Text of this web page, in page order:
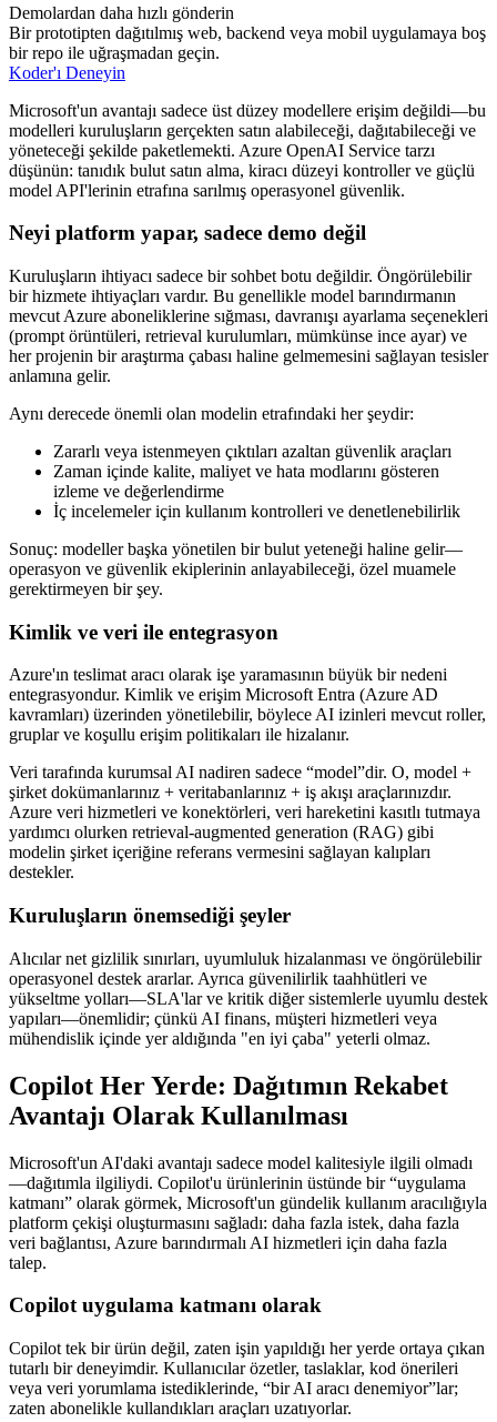
Demolardan daha hızlı gönderin
Bir prototipten dağıtılmış web, backend veya mobil uygulamaya boş
bir repo ile uğraşmadan geçin.
Koder'ı Deneyin
Microsoft'un avantajı sadece üst düzey modellere erişim değildi—bu
modelleri kuruluşların gerçekten satın alabileceği, dağıtabileceği ve
yöneteceği şekilde paketlemekti. Azure OpenAI Service tarzı
düşünün: tanıdık bulut satın alma, kiracı düzeyi kontroller ve güçlü
model API'lerinin etrafına sarılmış operasyonel güvenlik.
Neyi platform yapar, sadece demo değil
Kuruluşların ihtiyacı sadece bir sohbet botu değildir. Öngörülebilir
bir hizmete ihtiyaçları vardır. Bu genellikle model barındırmanın
mevcut Azure aboneliklerine sığması, davranışı ayarlama seçenekleri
(prompt örüntüleri, retrieval kurulumları, mümkünse ince ayar) ve
her projenin bir araştırma çabası haline gelmemesini sağlayan tesisler
anlamına gelir.
Aynı derecede önemli olan modelin etrafındaki her şeydir:
Zararlı veya istenmeyen çıktıları azaltan güvenlik araçları
Zaman içinde kalite, maliyet ve hata modlarını gösteren
izleme ve değerlendirme
İç incelemeler için kullanım kontrolleri ve denetlenebilirlik
Sonuç: modeller başka yönetilen bir bulut yeteneği haline gelir—
operasyon ve güvenlik ekiplerinin anlayabileceği, özel muamele
gerektirmeyen bir şey.
Kimlik ve veri ile entegrasyon
Azure'ın teslimat aracı olarak işe yaramasının büyük bir nedeni
entegrasyondur. Kimlik ve erişim Microsoft Entra (Azure AD
kavramları) üzerinden yönetilebilir, böylece AI izinleri mevcut roller,
gruplar ve koşullu erişim politikaları ile hizalanır.
Veri tarafında kurumsal AI nadiren sadece “model”dir. O, model +
şirket dokümanlarınız + veritabanlarınız + iş akışı araçlarınızdır.
Azure veri hizmetleri ve konektörleri, veri hareketini kasıtlı tutmaya
yardımcı olurken retrieval-augmented generation (RAG) gibi
modelin şirket içeriğine referans vermesini sağlayan kalıpları
destekler.
Kuruluşların önemsediği şeyler
Alıcılar net gizlilik sınırları, uyumluluk hizalanması ve öngörülebilir
operasyonel destek ararlar. Ayrıca güvenilirlik taahhütleri ve
yükseltme yolları—SLA'lar ve kritik diğer sistemlerle uyumlu destek
yapıları—önemlidir; çünkü AI finans, müşteri hizmetleri veya
mühendislik içinde yer aldığında "en iyi çaba" yeterli olmaz.
Copilot Her Yerde: Dağıtımın Rekabet
Avantajı Olarak Kullanılması
Microsoft'un AI'daki avantajı sadece model kalitesiyle ilgili olmadı
—dağıtımla ilgiliydi. Copilot'u ürünlerinin üstünde bir “uygulama
katmanı” olarak görmek, Microsoft'un gündelik kullanım aracılığıyla
platform çekişi oluşturmasını sağladı: daha fazla istek, daha fazla
veri bağlantısı, Azure barındırmalı AI hizmetleri için daha fazla
talep.
Copilot uygulama katmanı olarak
Copilot tek bir ürün değil, zaten işin yapıldığı her yerde ortaya çıkan
tutarlı bir deneyimdir. Kullanıcılar özetler, taslaklar, kod önerileri
veya veri yorumlama istediklerinde, “bir AI aracı denemiyor”lar;
zaten abonelikle kullandıkları araçları uzatıyorlar.